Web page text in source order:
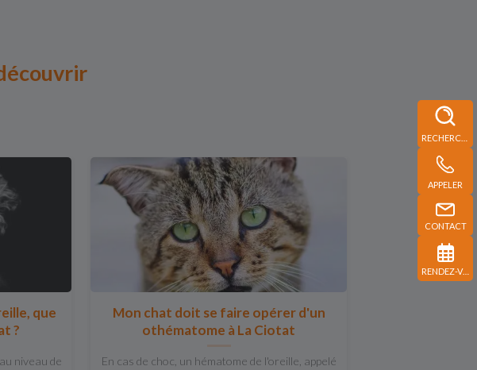
APPELER
CONTACT
RENDEZ-VOUS
que
?
niveau de
Mon chat doit se faire opérer d'un
othématome à La Ciotat
En cas de choc, un hématome de l'oreille, appelé